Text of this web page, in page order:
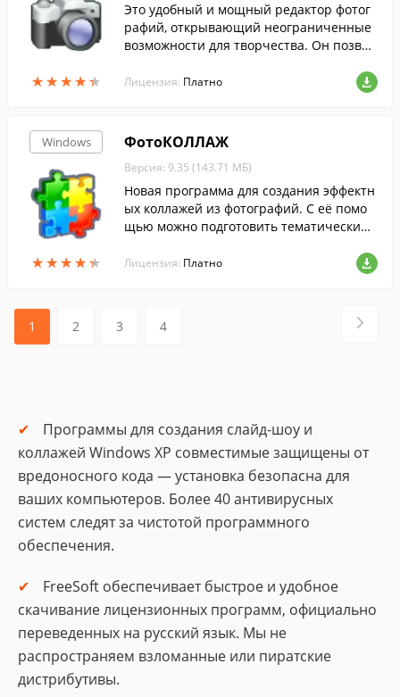
★★★★★
★★★★★
Это удобный и мощный редактор фотог
рафий, открывающий неограниченные
возможности для творчества. Он позвол
ото, просматривать слайд-шоу и добавл
Лицензия: Платно
Windows
★★★★★
★★★★★
ФотоКОЛЛАЖ
Версия: 9.35 (143.71 МБ)
Новая программа для создания эффектн
ых коллажей из фотографий. С её помо
щью можно подготовить тематический
Лицензия: Платно
1 2 3 4
Программы для создания слайд-шоу и
коллажей Windows XP совместимые защищены от
вредоносного кода — установка безопасна для
ваших компьютеров. Более 40 антивирусных
систем следят за чистотой программного
обеспечения.
FreeSoft обеспечивает быстрое и удобное
скачивание лицензионных программ, официально
переведенных на русский язык. Мы не
распространяем взломанные или пиратские
дистрибутивы.